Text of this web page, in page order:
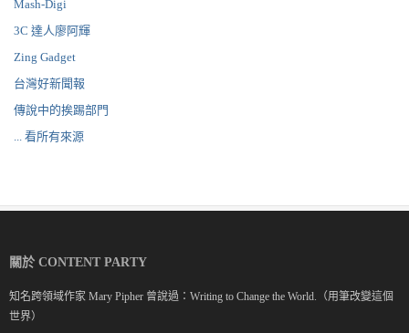
Mash-Digi
3C 達人廖阿輝
Zing Gadget
台灣好新聞報
傳說中的挨踢部門
... 看所有來源
關於 CONTENT PARTY
知名跨領域作家 Mary Pipher 曾說過：Writing to Change the World.（用筆改變這個
世界）